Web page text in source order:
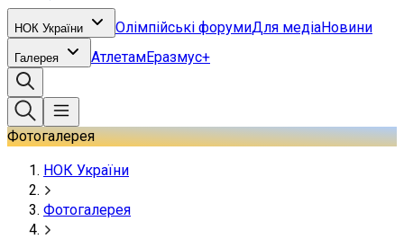
НОК України Олімпійські форумиДля медіаНовини
Галерея АтлетамЕразмус+
Фотогалерея
НОК України
Фотогалерея